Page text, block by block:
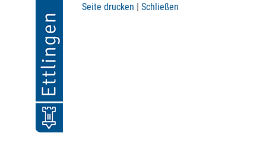
Seite drucken | Schließen